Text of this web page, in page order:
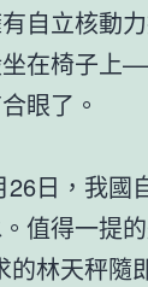
自立核動
坐在椅子上
眼了。
日，我國
值得一提
的林天秤隨